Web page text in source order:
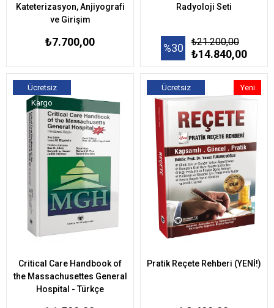
Kateterizasyon, Anjiyografi
ve Girişim
₺7.700,00
Radyoloji Seti
%30 ₺21.200,00
₺14.840,00
Critical Care Handbook of
the Massachusettes General
Hospital - Türkçe
Ücretsiz
Kargo
Pratik Reçete Rehberi (YENİ!)
Ücretsiz
Kargo
Yeni